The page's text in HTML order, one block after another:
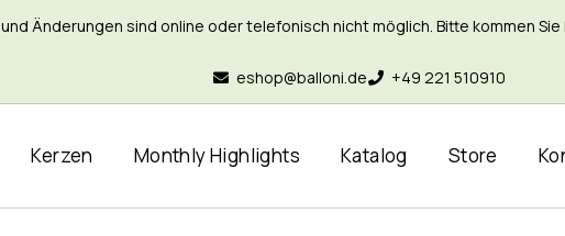
Änderungen sind online oder telefonisch nicht möglich. Bitte kommen
eshop@balloni.de +49 221 510910
Kerzen Monthly Highlights Katalog Store